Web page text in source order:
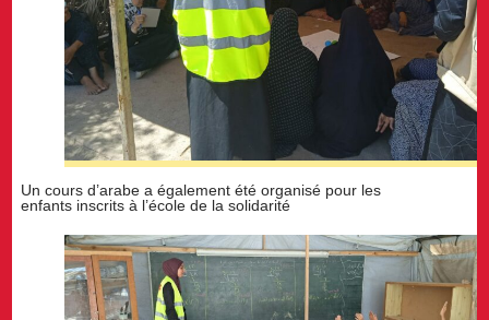
Un cours d’arabe a également été organisé pour les
enfants inscrits à l’école de la solidarité